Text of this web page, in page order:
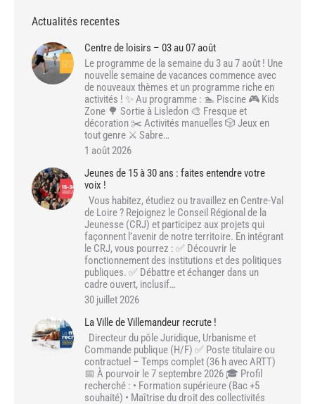
Actualités recentes
Centre de loisirs – 03 au 07 août
Le programme de la semaine du 3 au 7 août ! Une
nouvelle semaine de vacances commence avec
de nouveaux thèmes et un programme riche en
activités ! ✨ Au programme : 🏊 Piscine 🎮 Kids
Zone 🌳 Sortie à Lisledon 🎨 Fresque et
décoration ✂️ Activités manuelles 🎲 Jeux en
tout genre ⚔️ Sabre…
1 août 2026
Jeunes de 15 à 30 ans : faites entendre votre
voix !
Vous habitez, étudiez ou travaillez en Centre-Val
de Loire ? Rejoignez le Conseil Régional de la
Jeunesse (CRJ) et participez aux projets qui
façonnent l’avenir de notre territoire. En intégrant
le CRJ, vous pourrez : ✅ Découvrir le
fonctionnement des institutions et des politiques
publiques. ✅ Débattre et échanger dans un
cadre ouvert, inclusif…
30 juillet 2026
La Ville de Villemandeur recrute !
Directeur du pôle Juridique, Urbanisme et
Commande publique (H/F) ✅ Poste titulaire ou
contractuel – Temps complet (36 h avec ARTT)
📅 À pourvoir le 7 septembre 2026 🎓 Profil
recherché : • Formation supérieure (Bac +5
souhaité) • Maîtrise du droit des collectivités